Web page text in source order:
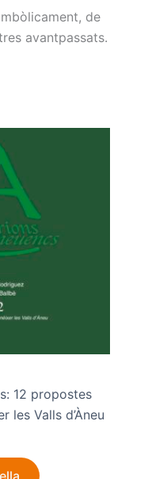
de
avantpassats.
12 propostes
les Valls d’Àneu